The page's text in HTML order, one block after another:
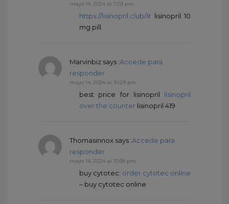
mayo 14, 2024 at 7:03 pm
https://lisinopril.club/# lisinopril 10
mg pill
Marvinbiz says :Accede para
responder
mayo 14, 2024 at 10:29 pm
best price for lisinopril lisinopril
over the counter lisinopril 419
Thomasinnox says :Accede para
responder
mayo 14, 2024 at 10:58 pm
buy cytotec: order cytotec online
– buy cytotec online